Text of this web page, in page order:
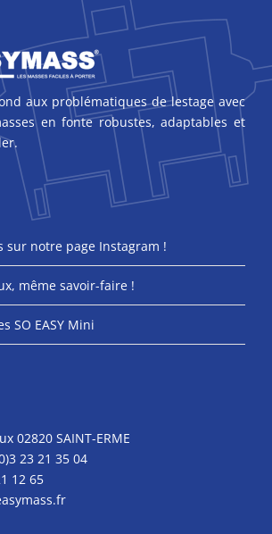
aux problématiques de lestage avec
en fonte robustes, adaptables et
sur notre page Instagram !
même savoir-faire !
SO EASY Mini
02820 SAINT-ERME
23 21 35 04
12 65